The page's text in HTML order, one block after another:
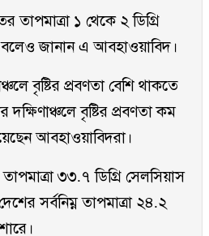
তাপমাত্রা ১ থেকে ২ ডিগ্রি
জানান এ আবহাওয়াবিদ।
বৃষ্টির প্রবণতা বেশি থাকতে
বৃষ্টির প্রবণতা কম
আবহাওয়াবিদরা।
৩৩.৭ ডিগ্রি সেলসিয়াস
সর্বনিম্ন তাপমাত্রা ২৪.২